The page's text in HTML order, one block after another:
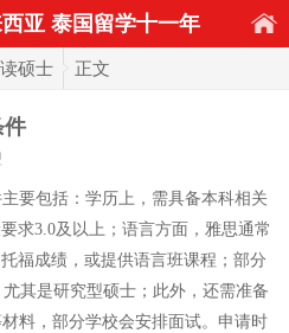
亚 泰国留学十一年
读硕士 正文
件
要包括：学历上，需具备本科相关
求3.0及以上；语言方面，雅思通常
福成绩，或提供语言班课程；部分
其是研究型硕士；此外，还需准备
料，部分学校会安排面试。申请时